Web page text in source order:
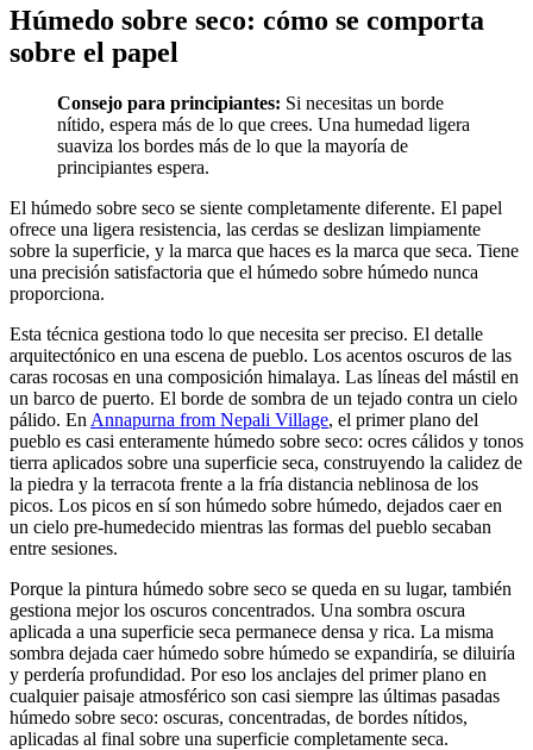
Húmedo sobre seco: cómo se comporta
sobre el papel
Consejo para principiantes: Si necesitas un borde
nítido, espera más de lo que crees. Una humedad ligera
suaviza los bordes más de lo que la mayoría de
principiantes espera.
El húmedo sobre seco se siente completamente diferente. El papel
ofrece una ligera resistencia, las cerdas se deslizan limpiamente
sobre la superficie, y la marca que haces es la marca que seca. Tiene
una precisión satisfactoria que el húmedo sobre húmedo nunca
proporciona.
Esta técnica gestiona todo lo que necesita ser preciso. El detalle
arquitectónico en una escena de pueblo. Los acentos oscuros de las
caras rocosas en una composición himalaya. Las líneas del mástil en
un barco de puerto. El borde de sombra de un tejado contra un cielo
pálido. En Annapurna from Nepali Village, el primer plano del
pueblo es casi enteramente húmedo sobre seco: ocres cálidos y tonos
tierra aplicados sobre una superficie seca, construyendo la calidez de
la piedra y la terracota frente a la fría distancia neblinosa de los
picos. Los picos en sí son húmedo sobre húmedo, dejados caer en
un cielo pre-humedecido mientras las formas del pueblo secaban
entre sesiones.
Porque la pintura húmedo sobre seco se queda en su lugar, también
gestiona mejor los oscuros concentrados. Una sombra oscura
aplicada a una superficie seca permanece densa y rica. La misma
sombra dejada caer húmedo sobre húmedo se expandiría, se diluiría
y perdería profundidad. Por eso los anclajes del primer plano en
cualquier paisaje atmosférico son casi siempre las últimas pasadas
húmedo sobre seco: oscuras, concentradas, de bordes nítidos,
aplicadas al final sobre una superficie completamente seca.